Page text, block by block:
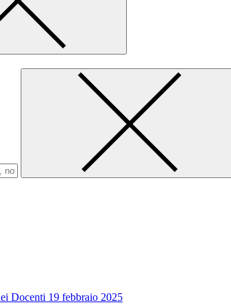
Docenti 19 febbraio 2025